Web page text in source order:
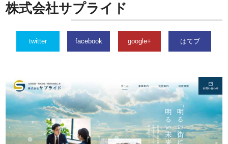
株式会社サプライド
twitter facebook google+ はてブ